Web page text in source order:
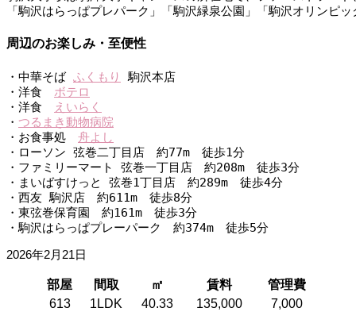
「駒沢はらっぱプレパーク」「駒沢緑泉公園」「駒沢オリンピ
周辺のお楽しみ・至便性
・中華そば ふくもり
駒沢本店
・洋食 ボテロ
・洋食
えいらく
・ つるまき動物病院
・お食事処 舟よし
・ローソン 弦巻二丁目店　約77m　徒歩1分
・ファミリーマート 弦巻一丁目店　約208m　徒歩3分
・まいばすけっと 弦巻1丁目店　約289m　徒歩4分
・西友 駒沢店　約611m　徒歩8分
・東弦巻保育園　約161m　徒歩3分
・駒沢はらっぱプレーパーク　約374m　徒歩5分
2026年2月21日
部屋 間取 ㎡ 賃料
管理費
613
1LDK 40.33 135,000 7,000